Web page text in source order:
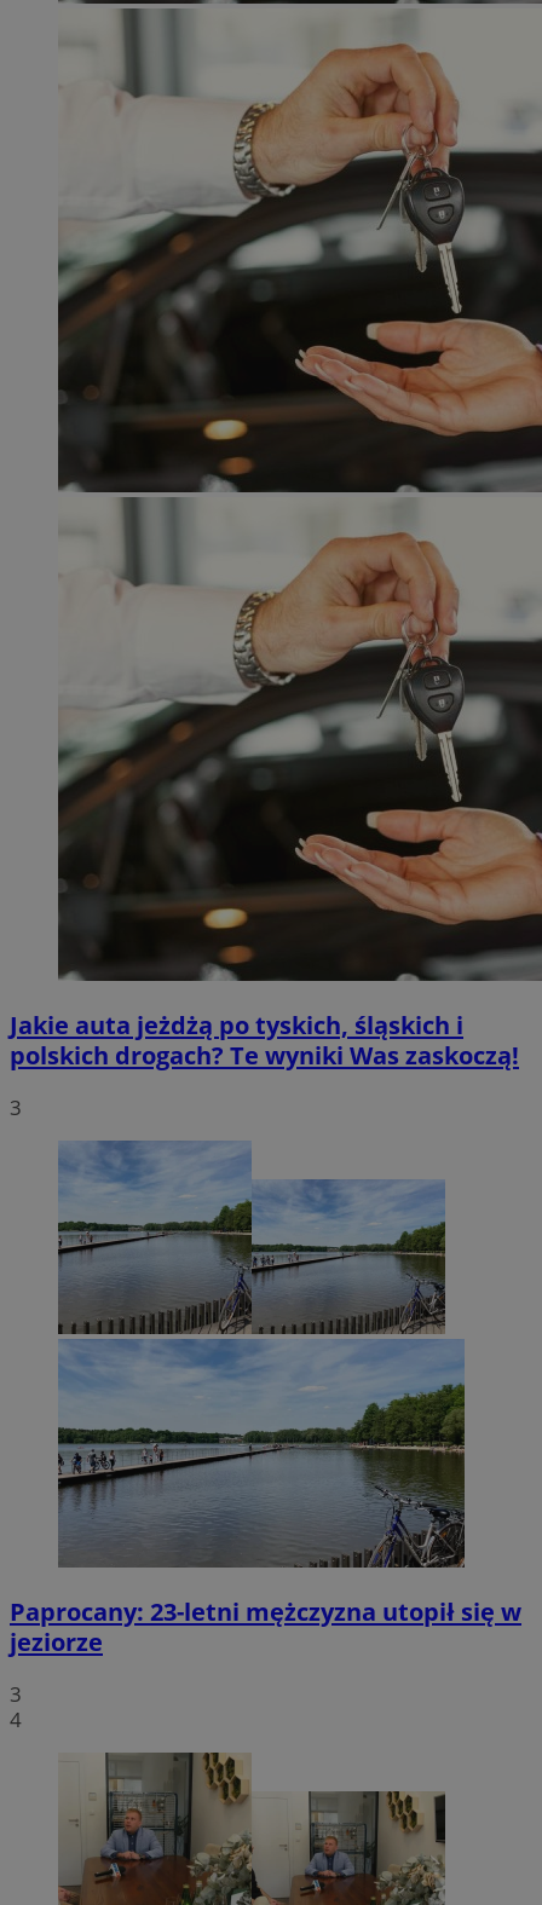
Jakie auta jeżdżą po tyskich, śląskich i
polskich drogach? Te wyniki Was zaskoczą!
3
Paprocany: 23-letni mężczyzna utopił się w
jeziorze
3
4